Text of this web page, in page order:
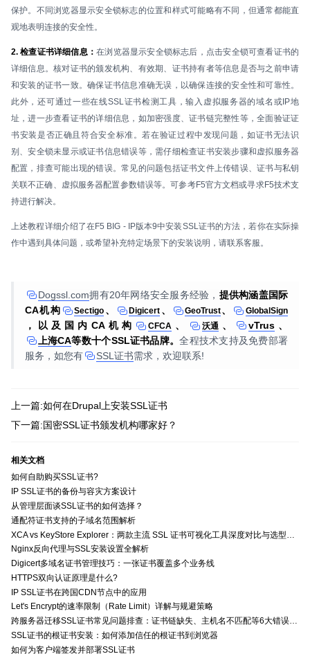
保护。不同浏览器显示安全锁标志的位置和样式可能略有不同，但通常都能直
观地表明连接的安全性。
2. 检查证书详细信息：在浏览器显示安全锁标志后，点击安全锁可查看证书的
详细信息。核对证书的颁发机构、有效期、证书持有者等信息是否与之前申请
和安装的证书一致。确保证书信息准确无误，以确保连接的安全性和可靠性。
此外，还可通过一些在线SSL证书检测工具，输入虚拟服务器的域名或IP地
址，进一步查看证书的详细信息，如加密强度、证书链完整性等，全面验证证
书安装是否正确且符合安全标准。若在验证过程中发现问题，如证书无法识
别、安全锁未显示或证书信息错误等，需仔细检查证书安装步骤和虚拟服务器
配置，排查可能出现的错误。常见的问题包括证书文件上传错误、证书与私钥
关联不正确、虚拟服务器配置参数错误等。可参考F5官方文档或寻求F5技术支
持进行解决。
上述教程详细介绍了在F5 BIG - IP版本9中安装SSL证书的方法，若你在实际操
作中遇到具体问题，或希望补充特定场景下的安装说明，请联系客服。
Dogssl.com拥有20年网络安全服务经验， 提供构涵盖国际
CA机构
Sectigo 、 Digicert 、 GeoTrust、 GlobalSign
，以及国内CA机构 CFCA 、 沃通 、 vTrus、
上海CA等数十个SSL证书品牌。全程技术支持及免费部署
服务，如您有
SSL证书需求，欢迎联系!
上一篇:如何在Drupal上安装SSL证书
下一篇:国密SSL证书颁发机构哪家好？
相关文档
如何自助购买SSL证书?
IP SSL证书的备份与容灾方案设计
从管理层面谈SSL证书的如何选择？
通配符证书支持的子域名范围解析
Nginx反向代理与SSL安装设置全解析
Digicert多域名证书管理技巧：一张证书覆盖多个业务线
HTTPS双向认证原理是什么?
IP SSL证书在跨国CDN节点中的应用
Let's Encrypt的速率限制（Rate Limit）详解与规避策略
跨服务器迁移SSL证书常见问题排查：证书链缺失、主机名不匹配等6大错误解决方案
SSL证书的根证书安装：如何添加信任的根证书到浏览器
如何为客户端签发并部署SSL证书